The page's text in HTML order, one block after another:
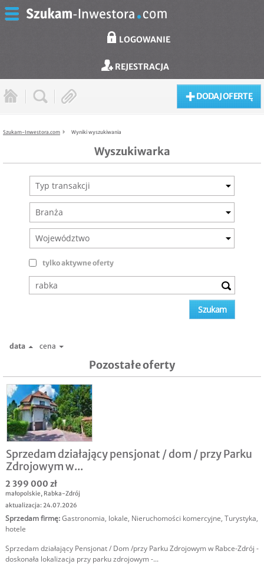
LOGOWANIE
REJESTRACJA
DODAJ OFERTĘ
Szukam-Inwestora.com Wyniki wyszukiwania
Wyszukiwarka
Typ transakcji
Branża
Województwo
tylko aktywne oferty
data cena
Pozostałe oferty
Sprzedam działający pensjonat / dom / przy Parku
Zdrojowym w...
2 399 000 zł
małopolskie, Rabka-Zdrój
aktualizacja: 24.07.2026
Sprzedam firmę:Gastronomia, lokale, Nieruchomości komercyjne, Turystyka,
hotele
Sprzedam działający Pensjonat / Dom /przy Parku Zdrojowym w Rabce-Zdrój -
doskonała lokalizacja przy parku zdrojowym -...